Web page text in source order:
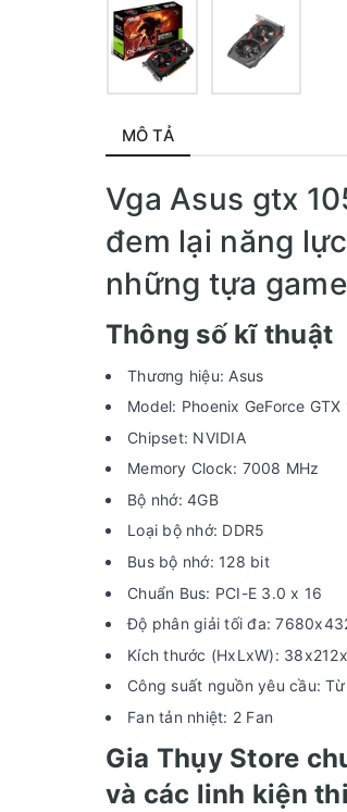
MÔ TẢ
Vga Asus gtx
đem lại năng
những tựa
Thông số kĩ thuật
Thương hiệu: Asus
Model: Phoenix GeForce
Chipset: NVIDIA
Memory Clock: 7008 MHz
Bộ nhớ: 4GB
Loại bộ nhớ: DDR5
Bus bộ nhớ: 128 bit
Chuẩn Bus: PCI-E 3.0 x 16
Độ phân giải tối đa:
Kích thước (HxLxW):
Công suất nguồn yêu cầu:
Fan tản nhiệt: 2 Fan
Gia Thụy Store
và các linh kiện